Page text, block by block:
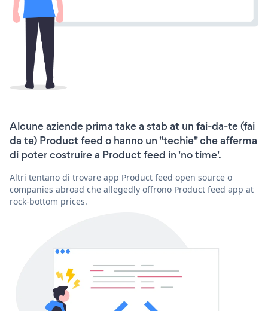
Alcune aziende prima take a stab at un fai-da-te (fai
da te) Product feed o hanno un "techie" che afferma
di poter costruire a Product feed in 'no time'.
Altri tentano di trovare app Product feed open source o
companies abroad che allegedly offrono Product feed app at
rock-bottom prices.